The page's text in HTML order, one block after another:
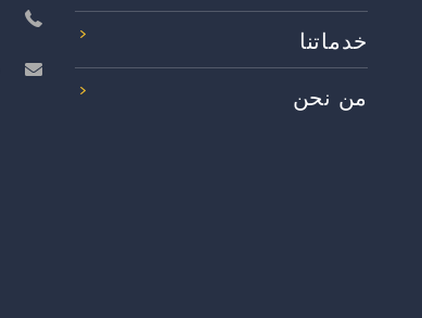
خدماتنا
من نحن